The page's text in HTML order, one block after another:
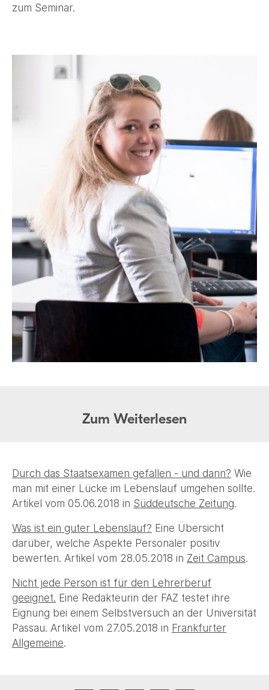
zum Seminar.
Zum Weiterlesen
Durch das Staatsexamen gefallen - und dann? Wie
man mit einer Lücke im Lebenslauf umgehen sollte.
Artikel vom 05.06.2018 in Süddeutsche Zeitung.
Was ist ein guter Lebenslauf? Eine Übersicht
darüber, welche Aspekte Personaler positiv
bewerten. Artikel vom 28.05.2018 in Zeit Campus.
Nicht jede Person ist für den Lehrerberuf
geeignet. Eine Redakteurin der FAZ testet ihre
Eignung bei einem Selbstversuch an der Universität
Passau. Artikel vom 27.05.2018 in Frankfurter
Allgemeine.